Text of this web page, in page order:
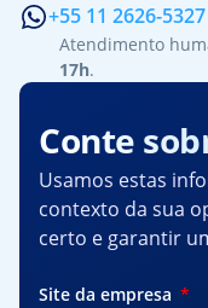
+55 11 2626-5327
Atendimento
17h.
Conte
Usamos estas
contexto da sua
certo e garantir
Site da empresa